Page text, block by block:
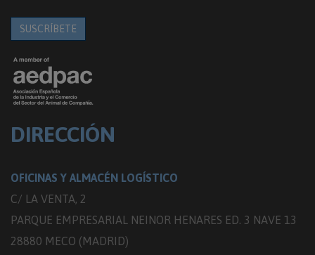
SUSCRÍBETE
DIRECCIÓN
OFICINAS Y ALMACÉN LOGÍSTICO
C/ LA VENTA, 2
PARQUE EMPRESARIAL NEINOR HENARES ED. 3 NAVE 13
28880 MECO (MADRID)